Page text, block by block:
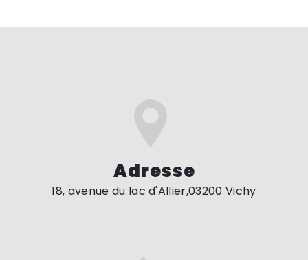
Adresse
18, avenue du lac d'Allier,03200 Vichy